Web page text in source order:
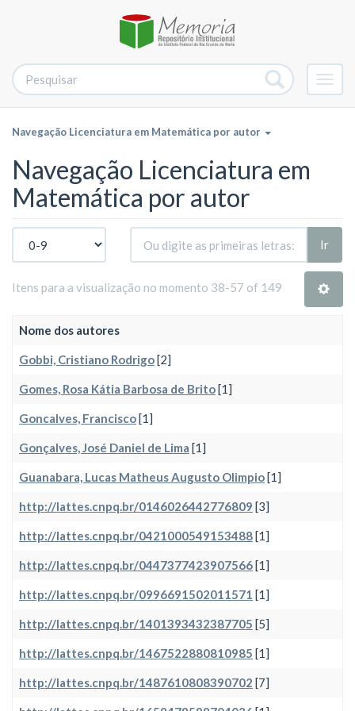
Navegação Licenciatura em Matemática por autor
Navegação Licenciatura em
Matemática por autor
Ir
Itens para a visualização no momento 38-57 of 149
Nome dos autores
Gobbi, Cristiano Rodrigo[2]
Gomes, Rosa Kátia Barbosa de Brito[1]
Goncalves, Francisco[1]
Gonçalves, José Daniel de Lima [1]
Guanabara, Lucas Matheus Augusto Olimpio[1]
http://lattes.cnpq.br/0146026442776809 [3]
http://lattes.cnpq.br/0421000549153488[1]
http://lattes.cnpq.br/0447377423907566[1]
http://lattes.cnpq.br/0996691502011571 [1]
http://lattes.cnpq.br/1401393432387705 [5]
http://lattes.cnpq.br/1467522880810985 [1]
http://lattes.cnpq.br/1487610808390702 [7]